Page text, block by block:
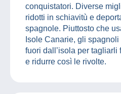
conquistatori. Diverse
ridotti in schiavitù e
spagnole. Piuttosto che
Isole Canarie, gli
fuori dall’isola per
e ridurre così le rivolte.